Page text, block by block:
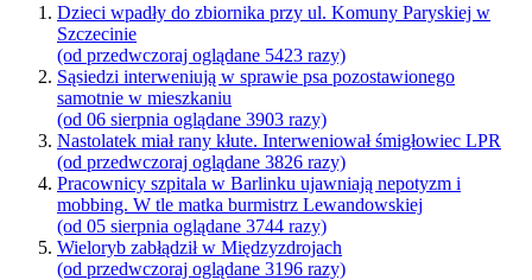
Dzieci wpadły do zbiornika przy ul. Komuny Paryskiej w
Szczecinie
(od przedwczoraj oglądane 5423 razy)
Sąsiedzi interweniują w sprawie psa pozostawionego
samotnie w mieszkaniu
(od 06 sierpnia oglądane 3903 razy)
Nastolatek miał rany kłute. Interweniował śmigłowiec LPR
(od przedwczoraj oglądane 3826 razy)
Pracownicy szpitala w Barlinku ujawniają nepotyzm i
mobbing. W tle matka burmistrz Lewandowskiej
(od 05 sierpnia oglądane 3744 razy)
Wieloryb zabłądził w Międzyzdrojach
(od przedwczoraj oglądane 3196 razy)